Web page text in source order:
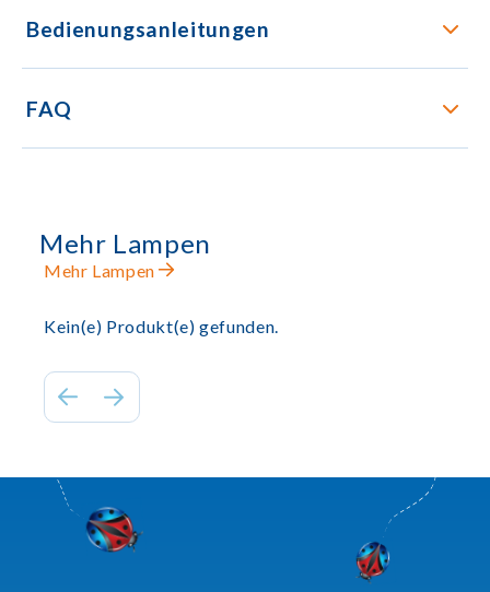
Bedienungsanleitungen
FAQ
Mehr Lampen
Mehr Lampen
Kein(e) Produkt(e) gefunden.